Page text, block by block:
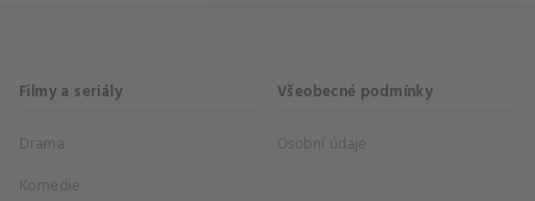
Filmy a seriály
Drama
Komedie
Všeobecné podmínky
Osobní údaje